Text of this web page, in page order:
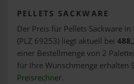
PELLETS SACKWARE
Der Preis für Pellets Sackware
(PLZ 69253) liegt aktuell bei
einer Bestellmenge von 2
für Ihre Wunschmenge erhalten
Preisrechner.